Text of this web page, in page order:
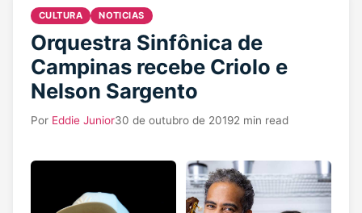
CULTURA NOTICIAS
Orquestra Sinfônica de
Campinas recebe Criolo e
Nelson Sargento
Por Eddie Junior30 de outubro de 20192 min read